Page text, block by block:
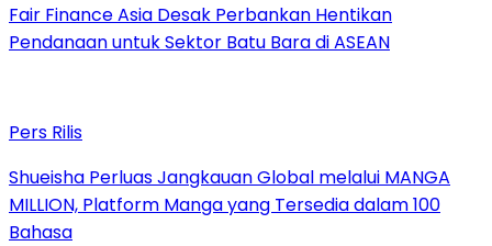
Fair Finance Asia Desak Perbankan Hentikan
Pendanaan untuk Sektor Batu Bara di ASEAN
Pers Rilis
Shueisha Perluas Jangkauan Global melalui MANGA
MILLION, Platform Manga yang Tersedia dalam 100
Bahasa